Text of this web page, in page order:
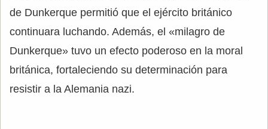
de Dunkerque permitió que el ejército británico
continuara luchando. Además, el «milagro de
Dunkerque» tuvo un efecto poderoso en la moral
británica, fortaleciendo su determinación para
resistir a la Alemania nazi.